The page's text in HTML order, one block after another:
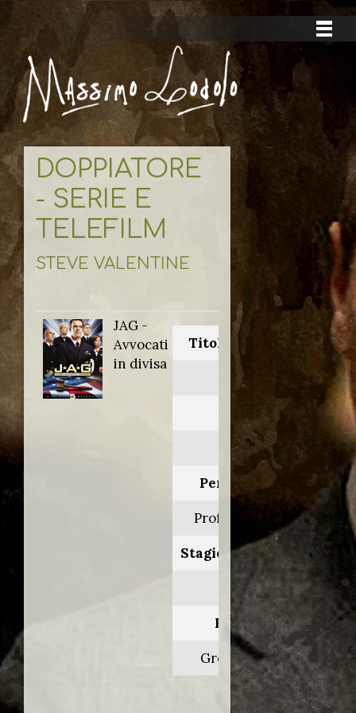
DOPPIATORE
- SERIE E
TELEFILM
STEVE VALENTINE
JAG -
Avvocati
in divisa
Titolo originale:
JAG
Anno:
1999
Personaggio:
Prof. Pilkington
Stagione.Episodio:
5.6
Regia di:
Greg Beeman